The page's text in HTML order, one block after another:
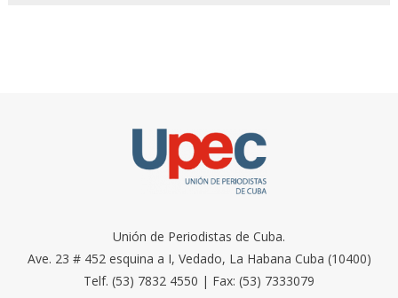
Unión de Periodistas de Cuba.
Ave. 23 # 452 esquina a I, Vedado, La Habana Cuba (10400)
Telf. (53) 7832 4550 | Fax: (53) 7333079